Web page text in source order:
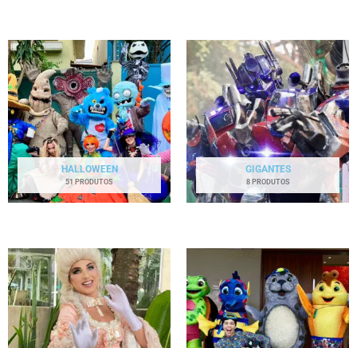
HALLOWEEN
51 PRODUTOS
GIGANTES
8 PRODUTOS